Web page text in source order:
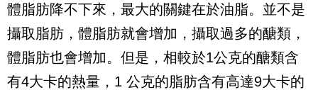
體脂肪降不下來，最大的關鍵在於油脂。並不是
攝取脂肪，體脂肪就會增加，攝取過多的醣類，
體脂肪也會增加。但是，相較於1公克的醣類含
有4大卡的熱量， 1 公克的脂肪含有高達9大卡的